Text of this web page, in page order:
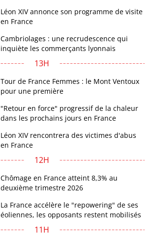
Léon XIV annonce son programme de visite
en France
Cambriolages : une recrudescence qui
inquiète les commerçants lyonnais
13H
Tour de France Femmes : le Mont Ventoux
pour une première
"Retour en force" progressif de la chaleur
dans les prochains jours en France
Léon XIV rencontrera des victimes d'abus
en France
12H
Chômage en France atteint 8,3% au
deuxième trimestre 2026
La France accélère le "repowering" de ses
éoliennes, les opposants restent mobilisés
11H